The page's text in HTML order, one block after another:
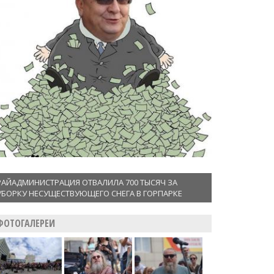
ОТВАЛИЛА 700 ТЫСЯЧ ЗА
НЕСУЩЕСТВУЮЩЕГО СНЕГА В ГОРПАРКЕ